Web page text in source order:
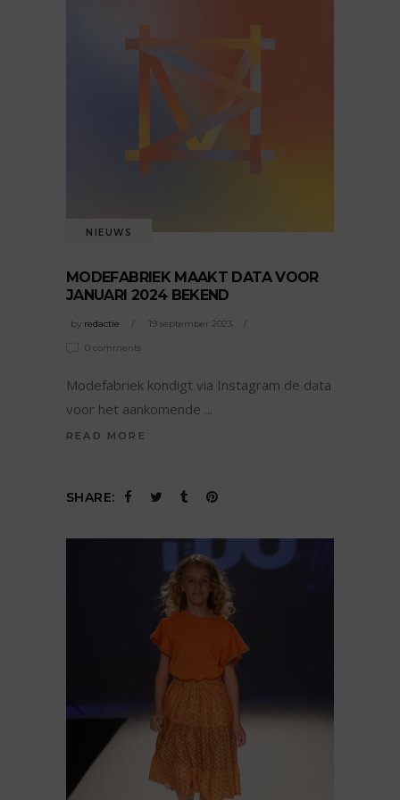
NIEUWS
MODEFABRIEK MAAKT DATA VOOR
JANUARI 2024 BEKEND
by redactie 19 september 2023
0 comments
Modefabriek kondigt via Instagram de data
voor het aankomende
READ MORE
SHARE: